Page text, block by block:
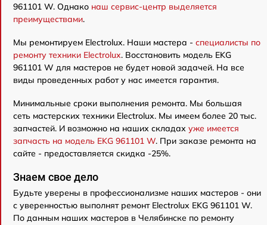
961101 W. Однако наш сервис-центр выделяется
преимуществами.
Мы ремонтируем Electrolux. Наши мастера - специалисты по
ремонту техники Electrolux. Восстановить модель EKG
961101 W для мастеров не будет новой задачей. На все
виды проведенных работ у нас имеется гарантия.
Минимальные сроки выполнения ремонта. Мы большая
сеть мастерских техники Electrolux. Мы имеем более 20 тыс.
запчастей. И возможно на наших складах уже имеется
запчасть на модель EKG 961101 W. При заказе ремонта на
сайте - предоставляется скидка -25%.
Знаем свое дело
Будьте уверены в профессионализме наших мастеров - они
с уверенностью выполнят ремонт Electrolux EKG 961101 W.
По данным наших мастеров в Челябинске по ремонту